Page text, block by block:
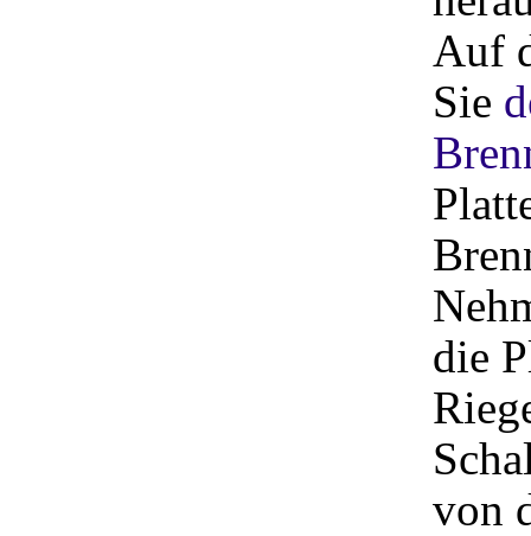
Auf
Sie
die
von